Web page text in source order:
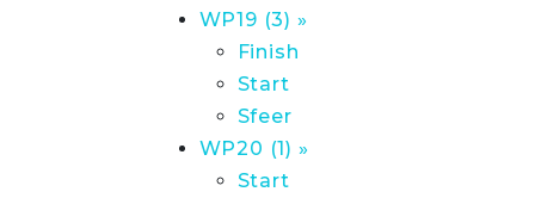
WP19 (3) »
Finish
Start
Sfeer
WP20 (1) »
Start